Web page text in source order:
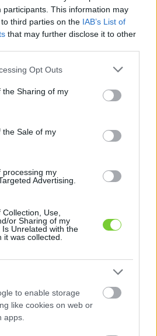
participants. This information may
third parties on the IAB’s List of
that may further disclose it to other
app uses one or more Google
usage behaviour. You may click to
Google and its third-party tags to
purposes in below Google
Opt Outs
the Sharing of my
the Sale of my
processing my
Advertising.
Use,
or Sharing of my
Unrelated with the
was collected.
to enable storage
like cookies on web or
apps.
Jelszó
Bejelentkezés
és szolgáltatások térképes
REGISZTRÁCIÓ